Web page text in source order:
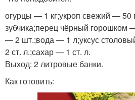
огурцы — 1 кг;укроп свежий — 50
зубчика;перец чёрный горошком
— 2 шт.;вода — 1 л;уксус
2 ст. л.;сахар — 1 ст. л.
Выход: 2 литровые банки.
Как готовить: